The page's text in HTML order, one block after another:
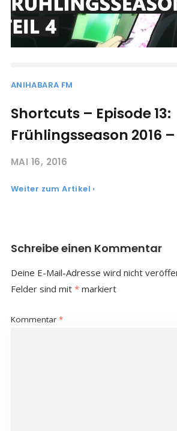
ANIHABARA FM
Shortcuts – Episode 13:
Frühlingsseason 2016
MAI 16, 2016
Weiter zum Artikel ›
Schreibe einen Kommentar
Deine E-Mail-Adresse wird nicht
Felder sind mit *markiert
Kommentar *